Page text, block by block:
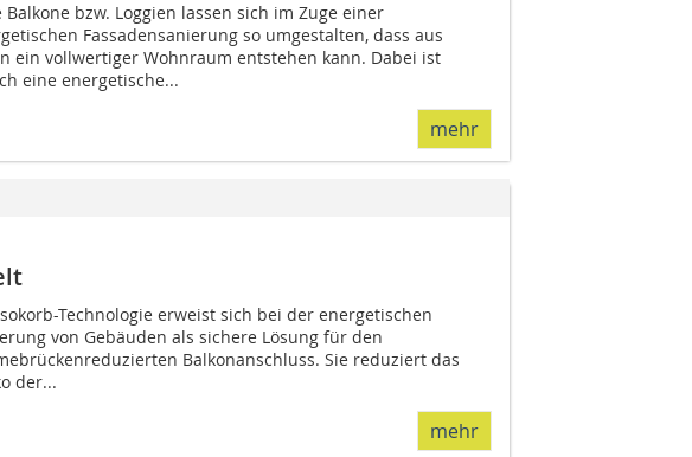
Balkone bzw. Loggien lassen sich im Zuge einer
Fassadensanierung so umgestalten, dass aus
ein vollwertiger Wohnraum entstehen kann. Dabei ist
eine energetische...
mehr
Technologie erweist sich bei der energetischen
von Gebäuden als sichere Lösung für den
Balkon­anschluss. Sie reduziert das
der...
mehr